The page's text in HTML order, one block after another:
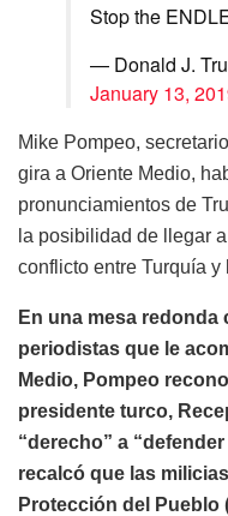
Stop the
— Donald J.
January 13,
Mike Pompeo,
gira a Oriente Medio,
pronunciamientos de
la posibilidad de llegar
conflicto entre Turquía
En una mesa redonda
periodistas que le
Medio, Pompeo
presidente turco,
“derecho” a
recalcó que las
Protección del Pueblo